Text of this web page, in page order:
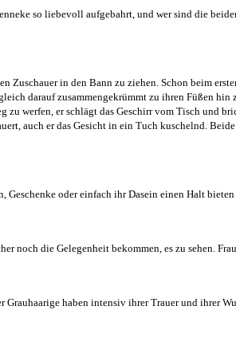
so liebevoll aufgebahrt, und wer sind die
in den Bann zu ziehen. Schon beim
darauf zusammengekrümmt zu ihren Füßen
werfen, er schlägt das Geschirr vom Tisch und
auch er das Gesicht in ein Tuch kuschelnd.
oder einfach ihr Dasein einen Halt
noch die Gelegenheit bekommen, es zu sehen.
haben intensiv ihrer Trauer und ihrer